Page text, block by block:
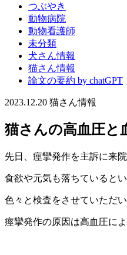
つぶやき
動物病院
動物看護師
未分類
犬さん情報
猫さん情報
論文の要約 by chatGPT
2023.12.20 猫さん情報
猫さんの高血圧と
先日、痙攣発作を主訴に来院
食欲や元気も落ちているとい
色々と検査をさせていただ
痙攣発作の原因は高血圧に